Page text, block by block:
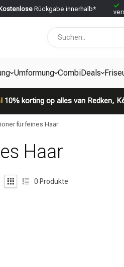
Rückgabe innerhalb*
Umformung CombiDeals
10% korting op alles van Redken,
für feines Haar
Haar
0 Produkte